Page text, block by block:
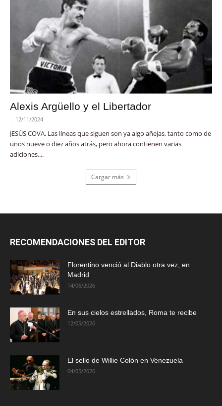
Alexis Argüello y el Libertador
- 12/11/2024
JESÚS COVA. Las líneas que siguen son ya algo añejas, tanto como de
unos nueve o diez años atrás, pero ahora contienen varias
adiciones,...
Cargar más
RECOMENDACIONES DEL EDITOR
Florentino venció al Diablo otra vez, en
Madrid
14/06/2026
En sus cielos estrellados, Roma te recibe
12/05/2026
El sello de Willie Colón en Venezuela
04/05/2026